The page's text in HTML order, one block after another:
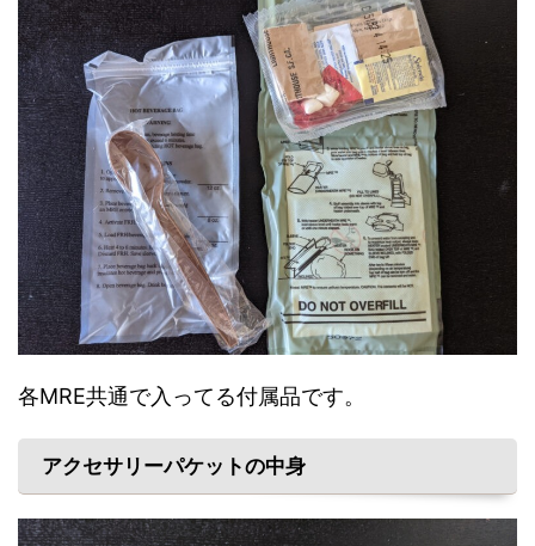
各MRE共通で入ってる付属品です。
アクセサリーパケットの中身